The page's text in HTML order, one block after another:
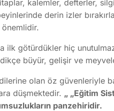
kalemler, defterler,
derin izler
önemlidir.
ilk götürdükler hiç
büyür, gelişir ve
olan öz güvenleriyle
düşmektedir. „ „Eğitim
panzehiridir.